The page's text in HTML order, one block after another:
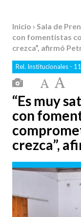
Inicio › Sala de
con fomentistas
crezca”, afirmó
Rel. Institucionales -
“Es muy
con
crezca”,